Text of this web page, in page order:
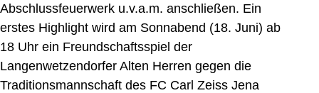
Abschlussfeuerwerk u.v.a.m. anschließen. Ein
erstes Highlight wird am Sonnabend (18. Juni) ab
18 Uhr ein Freundschaftsspiel der
Langenwetzendorfer Alten Herren gegen die
Traditionsmannschaft des FC Carl Zeiss Jena